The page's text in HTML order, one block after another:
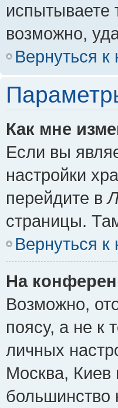
испытываете
возможно,
Вернуться к
Как мне
Если вы
настройки
перейдите в
страницы.
Вернуться к
На
Возможно,
поясу, а не к
личных
Москва, Киев
большинство